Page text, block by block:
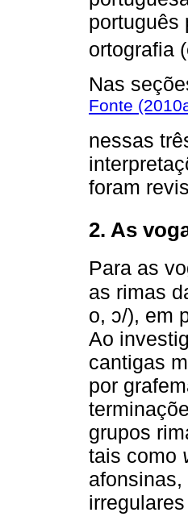
português
ortografia
Nas
Fonte
nessas
foram
2. As
Para as
as rimas
o, ɔ/), em
Ao
cantigas
por
grupos
tais como